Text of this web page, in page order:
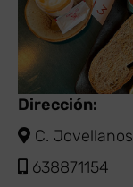
Dirección:
C.
638871154